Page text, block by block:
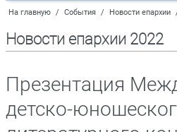
На главную / События / Новости епархии
Новости епархии 2022
Презентация
детско-